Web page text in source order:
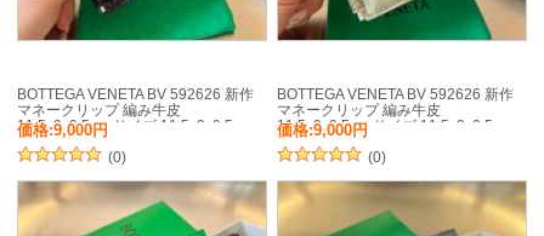
BOTTEGA VENETA BV 592626 新作
マネークリップ 編み牛皮
11.5x9x0.5cm サイズ:11.5x9x0.5cm
価格:9,000円
(0)
BOTTEGA VENETA BV 592626 新作
マネークリップ 編み牛皮
11.5x9x0.5cm サイズ:11.5x9x0.5cm
価格:9,000円
(0)